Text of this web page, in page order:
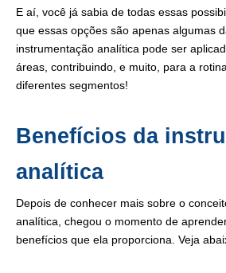
E aí, você já sabia de todas essas
que essas opções são apenas algumas
instrumentação analítica pode ser
áreas, contribuindo, e muito, para a
diferentes segmentos!
Benefícios da
analítica
Depois de conhecer mais sobre o
analítica, chegou o momento de
benefícios que ela proporciona. Veja